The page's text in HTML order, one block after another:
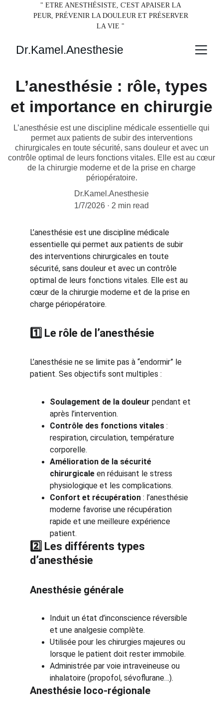
" ETRE ANESTHÉSISTE, C'EST APAISER LA
PEUR, PRÉVENIR LA DOULEUR ET PRÉSERVER
LA VIE "
Dr.Kamel.Anesthesie
L’anesthésie : rôle, types
et importance en chirurgie
L’anesthésie est une discipline médicale essentielle qui
permet aux patients de subir des interventions
chirurgicales en toute sécurité, sans douleur et avec un
contrôle optimal de leurs fonctions vitales. Elle est au cœur
de la chirurgie moderne et de la prise en charge
périopératoire.
Dr.Kamel.Anesthesie
1/7/2026
2 min read
L’anesthésie est une discipline médicale
essentielle qui permet aux patients de subir
des interventions chirurgicales en toute
sécurité, sans douleur et avec un contrôle
optimal de leurs fonctions vitales. Elle est au
cœur de la chirurgie moderne et de la prise en
charge périopératoire.
1️⃣ Le rôle de l’anesthésie
L’anesthésie ne se limite pas à “endormir” le
patient. Ses objectifs sont multiples :
Soulagement de la douleur pendant et
après l’intervention.
Contrôle des fonctions vitales :
respiration, circulation, température
corporelle.
Amélioration de la sécurité
chirurgicale en réduisant le stress
physiologique et les complications.
Confort et récupération : l’anesthésie
moderne favorise une récupération
rapide et une meilleure expérience
patient.
2️⃣ Les différents types
d’anesthésie
Anesthésie générale
Induit un état d’inconscience réversible
et une analgesie complète.
Utilisée pour les chirurgies majeures ou
lorsque le patient doit rester immobile.
Administrée par voie intraveineuse ou
inhalatoire (propofol, sévoflurane…).
Anesthésie loco-régionale